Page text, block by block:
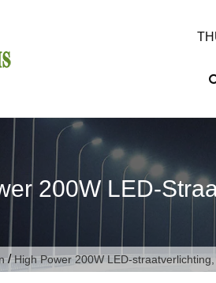
200W LED-
/High Power 200W LED-